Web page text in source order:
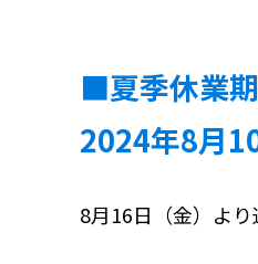
■夏季休業
2024年8月
8月16日（金）より